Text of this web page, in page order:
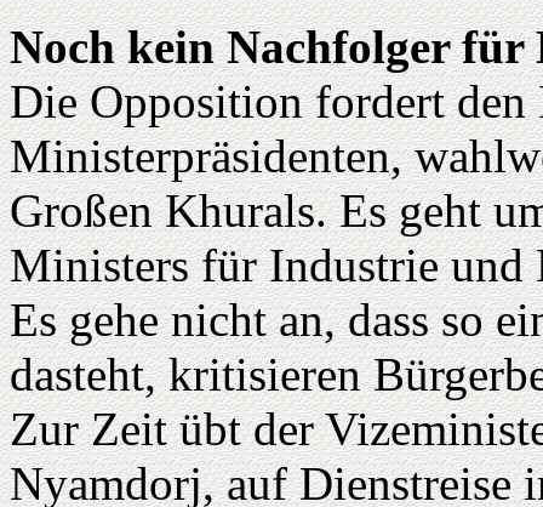
Noch kein Nachfolger
Die Opposition fordert den
Ministerpräsidenten,
Großen Khurals. Es geht
Ministers für Industrie und
Es gehe nicht an, dass so
dasteht, kritisieren
Zur Zeit übt der
Nyamdorj, auf Dienstreise